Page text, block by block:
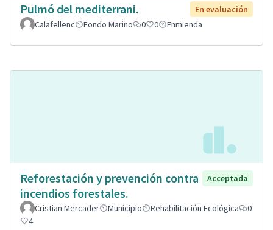
Pulmó del mediterrani.
En evaluación
Calafellenc
Fondo Marino 0 0 Enmienda
Reforestación y prevención contra
incendios forestales.
Acceptada
Cristian Mercader Municipio Rehabilitación Ecológica
0
4